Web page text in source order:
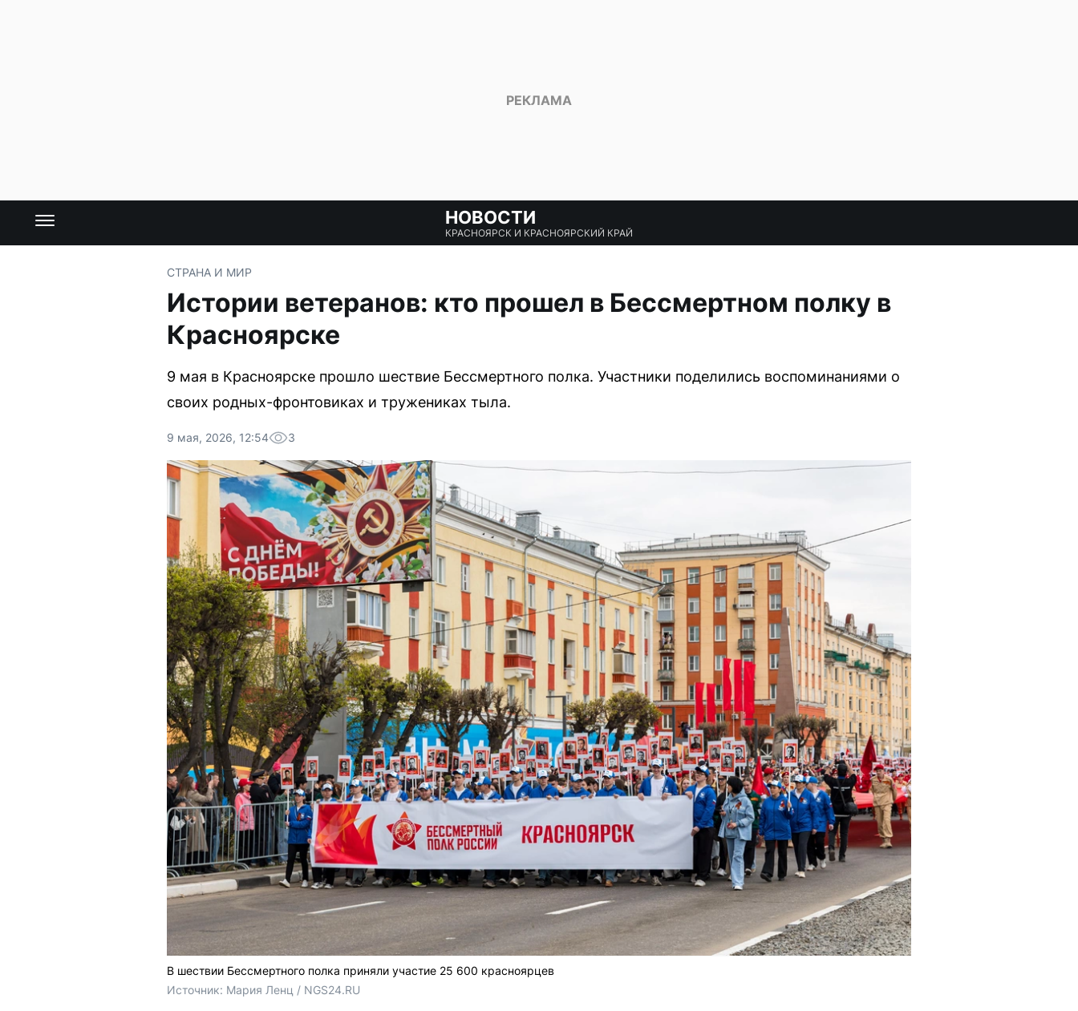
НОВОСТИ
КРАСНОЯРСК И КРАСНОЯРСКИЙ КРАЙ
СТРАНА И МИР
Истории ветеранов: кто прошел в Бессмертном полку в
Красноярске
9 мая в Красноярске прошло шествие Бессмертного полка. Участники поделились воспоминаниями о
своих родных-фронтовиках и тружениках тыла.
9 мая, 2026, 12:54 3
В шествии Бессмертного полка приняли участие 25 600 красноярцев
Источник: Мария Ленц / NGS24.RU